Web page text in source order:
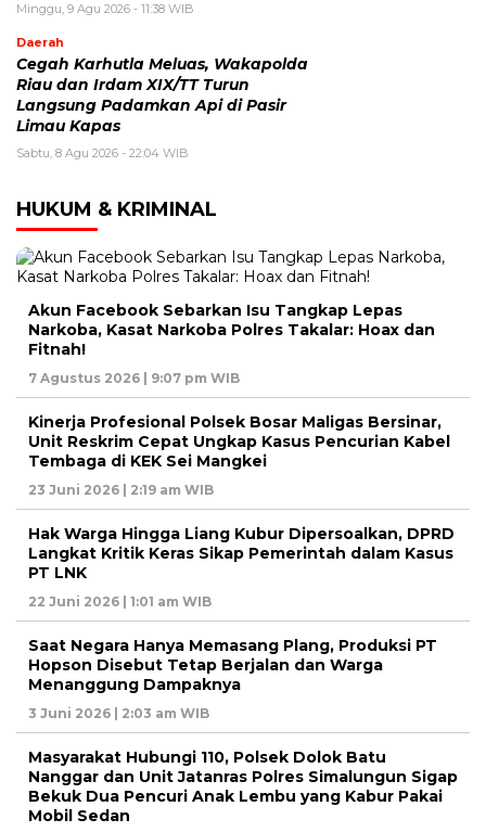
Minggu, 9 Agu 2026 - 11:38 WIB
Daerah
Cegah Karhutla Meluas, Wakapolda
Riau dan Irdam XIX/TT Turun
Langsung Padamkan Api di Pasir
Limau Kapas
Sabtu, 8 Agu 2026 - 22:04 WIB
HUKUM & KRIMINAL
Akun Facebook Sebarkan Isu Tangkap Lepas
Narkoba, Kasat Narkoba Polres Takalar: Hoax dan
Fitnah!
7 Agustus 2026 | 9:07 pm WIB
Kinerja Profesional Polsek Bosar Maligas Bersinar,
Unit Reskrim Cepat Ungkap Kasus Pencurian Kabel
Tembaga di KEK Sei Mangkei
23 Juni 2026 | 2:19 am WIB
Hak Warga Hingga Liang Kubur Dipersoalkan, DPRD
Langkat Kritik Keras Sikap Pemerintah dalam Kasus
PT LNK
22 Juni 2026 | 1:01 am WIB
Saat Negara Hanya Memasang Plang, Produksi PT
Hopson Disebut Tetap Berjalan dan Warga
Menanggung Dampaknya
3 Juni 2026 | 2:03 am WIB
Masyarakat Hubungi 110, Polsek Dolok Batu
Nanggar dan Unit Jatanras Polres Simalungun Sigap
Bekuk Dua Pencuri Anak Lembu yang Kabur Pakai
Mobil Sedan